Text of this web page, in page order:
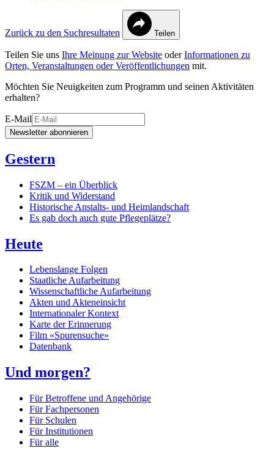
Zurück zu den Suchresultaten Teilen
Teilen Sie uns Ihre Meinung zur Website oderInformationen zu
Orten, Veranstaltungen oder Veröffentlichungen mit.
Möchten Sie Neuigkeiten zum Programm und seinen Aktivitäten
erhalten?
E-Mail
Newsletter abonnieren
Gestern
FSZM – ein Überblick
Kritik und Widerstand
Historische Anstalts- und Heimlandschaft
Es gab doch auch gute Pflegeplätze?
Heute
Lebenslange Folgen
Staatliche Aufarbeitung
Wissenschaftliche Aufarbeitung
Akten und Akteneinsicht
Internationaler Kontext
Karte der Erinnerung
Film «Spurensuche»
Datenbank
Und morgen?
Für Betroffene und Angehörige
Für Fachpersonen
Für Schulen
Für Institutionen
Für alle